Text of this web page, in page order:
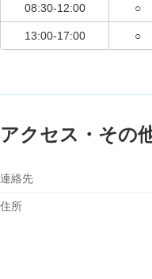
08:30-12:00 ○
13:00-17:00 ○
アクセス・その
連絡先
住所